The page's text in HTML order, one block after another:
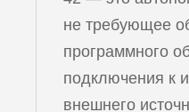
не требующее
программного
подключения к
внешнего